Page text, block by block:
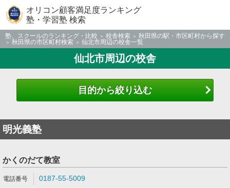
オリコン顧客満足度ランキング
塾・学習塾 検索
塾、スクールのランキング・比較 校舎検索
秋田県の駅・市区町村から探す
秋田県の市区町村検索
仙北市周辺の校舎一覧
仙北市周辺の校舎
目的から絞り込む
明光義塾
かくのだて教室
0187-55-5009